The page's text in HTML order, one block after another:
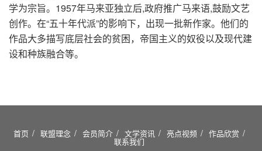
学为宗旨。1957年马来亚独立后,政府推广马来语,鼓励文艺
创作。在“五十年代派”的影响下，出现一批新作家。他们的
作品大多描写底层社会的贫困，帝国主义的奴役以及现代建
设和种族融合等。
首页 联盟理念 会员简介 文学资讯 亮点视频 作品欣赏
联系我们